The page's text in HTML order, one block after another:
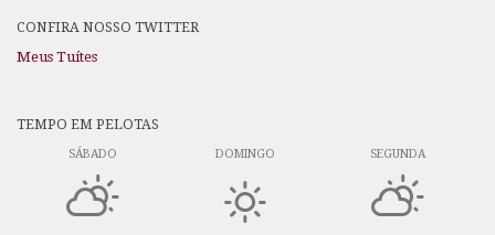
CONFIRA NOSSO TWITTER
Meus Tuítes
TEMPO EM PELOTAS
SÁBADO DOMINGO SEGUNDA